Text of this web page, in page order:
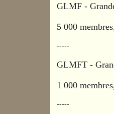
GLMF -
5 000
-----
GLMFT -
1 000
-----